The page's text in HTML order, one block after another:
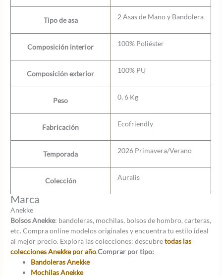
Tipo de asa 2 Asas de Mano y Bandolera
Composición interior 100% Poliéster
Composición exterior 100% PU
Peso 0, 6 Kg
Fabricación Ecofriendly
Temporada 2026 Primavera/Verano
Colección Auralis
Marca
Anekke
Bolsos Anekke: bandoleras, mochilas, bolsos de hombro, carteras,
etc. Compra online modelos originales y encuentra tu estilo ideal
al mejor precio. Explora las colecciones: descubretodas las
colecciones Anekke por año.Comprar por tipo:
Bandoleras Anekke
Mochilas Anekke